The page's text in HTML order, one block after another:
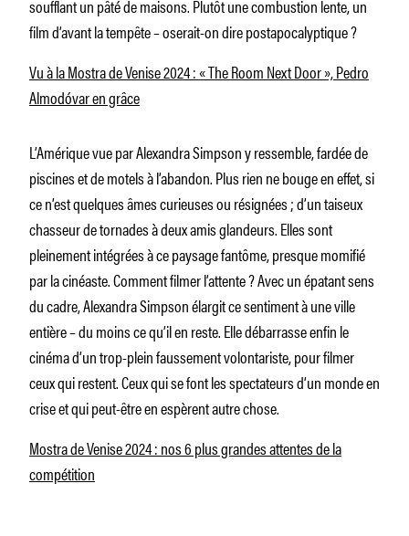
soufflant un pâté de maisons. Plutôt une combustion lente, un
film d’avant la tempête – oserait-on dire postapocalyptique ?
Vu à la Mostra de Venise 2024 : « The Room Next Door », Pedro
Almodóvar en grâce
L’Amérique vue par Alexandra Simpson y ressemble, fardée de
piscines et de motels à l’abandon. Plus rien ne bouge en effet, si
ce n’est quelques âmes curieuses ou résignées ; d’un taiseux
chasseur de tornades à deux amis glandeurs. Elles sont
pleinement intégrées à ce paysage fantôme, presque momifié
par la cinéaste. Comment filmer l’attente ? Avec un épatant sens
du cadre, Alexandra Simpson élargit ce sentiment à une ville
entière – du moins ce qu’il en reste. Elle débarrasse enfin le
cinéma d’un trop-plein faussement volontariste, pour filmer
ceux qui restent. Ceux qui se font les spectateurs d’un monde en
crise et qui peut-être en espèrent autre chose.
Mostra de Venise 2024 : nos 6 plus grandes attentes de la
compétition